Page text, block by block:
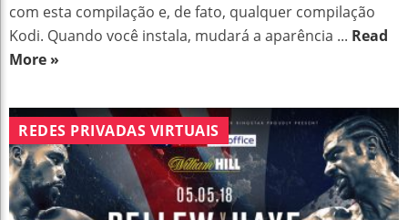
com esta compilação e, de fato, qualquer compilação
Kodi. Quando você instala, mudará a aparência ... Read
More »
REDES PRIVADAS VIRTUAIS